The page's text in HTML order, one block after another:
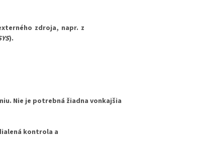
zdroja, napr. z
).
Nie je potrebná žiadna vonkajšia
kontrola a